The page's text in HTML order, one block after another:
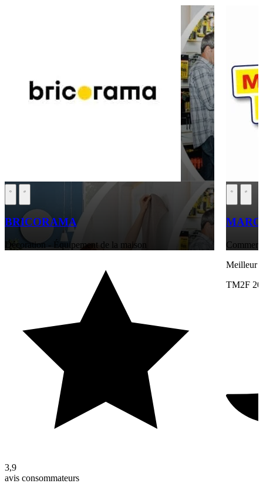
BRICORAMA
Décoration - Équipement de la maison
3,9
avis consommateurs
Meilleur
TM2F